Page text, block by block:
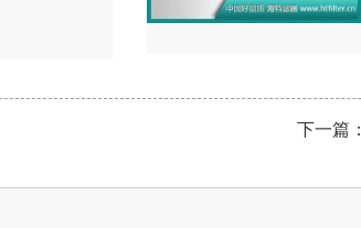
下一篇：